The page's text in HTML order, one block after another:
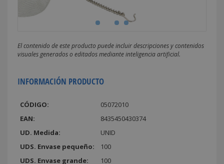
El contenido de este producto puede incluir descripciones y contenidos
visuales generados o editados mediante inteligencia artificial.
INFORMACIÓN PRODUCTO
CÓDIGO:
05072010
EAN:
8435450430374
UD. Medida:
UNID
UDS. Envase pequeño:
100
UDS. Envase grande:
100